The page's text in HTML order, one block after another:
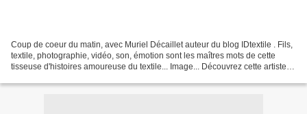
Coup de coeur du matin, avec Muriel Décaillet auteur du blog IDtextile . Fils,
textile, photographie, vidéo, son, émotion sont les maîtres mots de cette
tisseuse d'histoires amoureuse du textile... Image... Découvrez cette artiste